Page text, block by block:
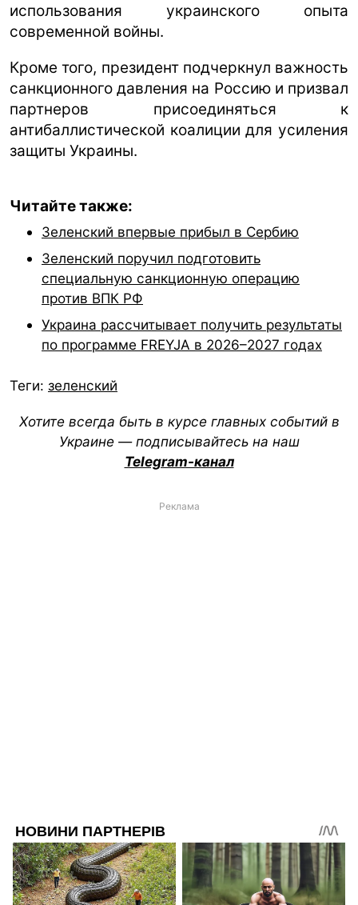
использования украинского опыта
современной войны.
Кроме того, президент подчеркнул важность
санкционного давления на Россию и призвал
партнеров присоединяться к
антибаллистической коалиции для усиления
защиты Украины.
Читайте также:
Зеленский впервые прибыл в Сербию
Зеленский поручил подготовить
специальную санкционную операцию
против ВПК РФ
Украина рассчитывает получить результаты
по программе FREYJA в 2026–2027 годах
Теги: зеленский
Хотите всегда быть в курсе главных событий в
Украине — подписывайтесь на наш
Telegram-канал
Реклама